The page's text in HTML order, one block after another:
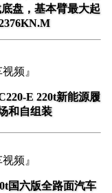
盘，基本臂最大起
视频』
E 220t新能源履
和自组装
视频』
国六版全路面汽车